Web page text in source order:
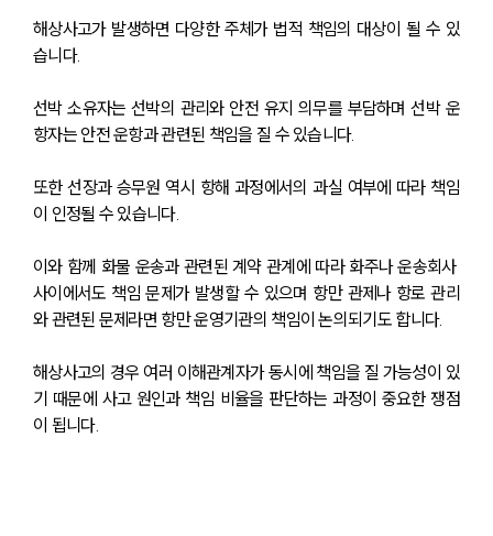
해상사고가 발생하면 다양한 주체가 법적 책임의 대상이 될 수 있
습니다.
선박 소유자는 선박의 관리와 안전 유지 의무를 부담하며 선박 운
항자는 안전 운항과 관련된 책임을 질 수 있습니다.
또한 선장과 승무원 역시 항해 과정에서의 과실 여부에 따라 책임
이 인정될 수 있습니다.
이와 함께 화물 운송과 관련된 계약 관계에 따라 화주나 운송회사
사이에서도 책임 문제가 발생할 수 있으며 항만 관제나 항로 관리
와 관련된 문제라면 항만 운영기관의 책임이 논의되기도 합니다.
해상사고의 경우 여러 이해관계자가 동시에 책임을 질 가능성이 있
기 때문에 사고 원인과 책임 비율을 판단하는 과정이 중요한 쟁점
이 됩니다.